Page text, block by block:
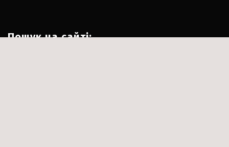
Пошук на сайті: